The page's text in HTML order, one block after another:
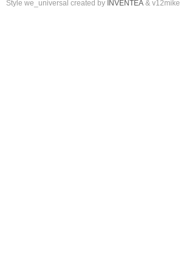
Style we_universal created by INVENTEA & v12mike